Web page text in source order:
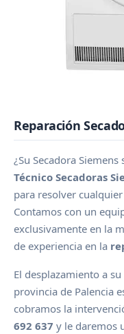
Reparación
¿Su Secadora
Técnico Secadoras
para resolver
Contamos con un
exclusivamente en la
de experiencia en la
El desplazamiento a
provincia de Palencia
cobramos la
692 637 y le daremos